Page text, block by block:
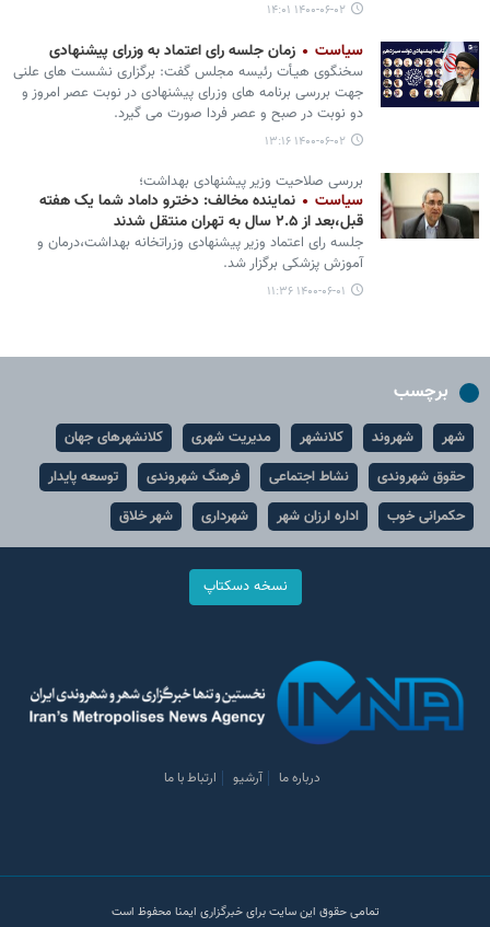
۱۴۰۰-۰۶-۰۲ ۱۴:۰۱
سیاست زمان جلسه رای اعتماد به وزرای پیشنهادی
سخنگوی هیـأت رئیسه مجلس گفت: برگزاری نشست های علنی
جهت بررسی برنامه های وزرای پیشنهادی در نوبت عصر امروز و
دو نوبت در صبح و عصر فردا صورت می گیرد.
۱۴۰۰-۰۶-۰۲ ۱۳:۱۶
بررسی صلاحیت وزیر پیشنهادی بهداشت؛
سیاست
نماینده مخالف: دخترو داماد شما یک هفته
قبل،بعد از ۲.۵ سال به تهران منتقل شدند
جلسه رای اعتماد وزیر پیشنهادی وزراتخانه بهداشت،‌درمان و
آموزش پزشکی برگزار شد.
۱۴۰۰-۰۶-۰۱ ۱۱:۳۶
برچسب
شهر شهروند کلانشهر مدیریت شهری
کلانشهرهای جهان
حقوق شهروندی
نشاط اجتماعی فرهنگ شهروندی
توسعه پایدار
حکمرانی خوب
اداره ارزان شهر شهرداری شهر خلاق
نسخه دسکتاپ
درباره ما آرشیو ارتباط با ما
تمامی حقوق این سایت برای خبرگزاری ایمنا محفوظ است